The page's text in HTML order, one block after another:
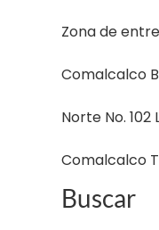
Zona de
Comalcalco
Norte No. 102
Comalcalco
Buscar